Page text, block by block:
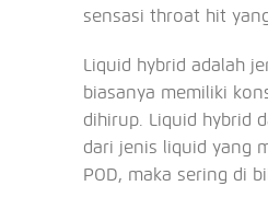
sensasi throat hit
Liquid hybrid adalah
biasanya memiliki
dihirup. Liquid hybrid
dari jenis liquid yang
POD, maka sering di